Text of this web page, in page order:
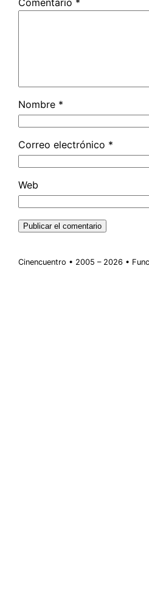
Nombre *
Correo electrónico *
Web
Cinencuentro • 2005 – 2026 •